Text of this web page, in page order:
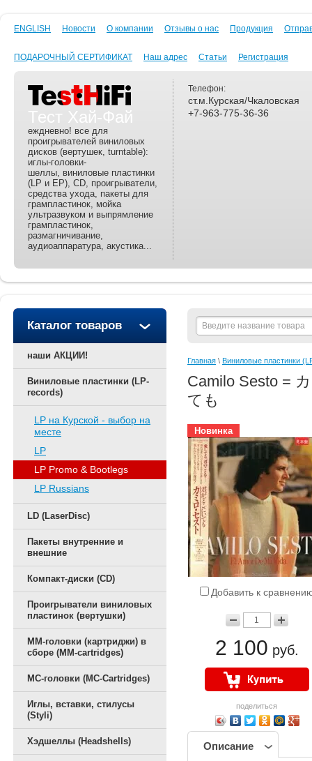
ENGLISH Новости О компании Отзывы о нас Продукция
ПОДАРОЧНЫЙ СЕРТИФИКАТ Наш адрес Статьи Регистрация
Тест Хай-Фай
еждневно! все для
проигрывателей виниловых
дисков (вертушек, turntable):
иглы-головки-
шеллы, виниловые пластинки
(LP и EP), CD, проигрыватели,
средства ухода, пакеты для
грампластинок, мойка
ультразвуком и выпрямление
грампластинок,
размагничивание,
аудиоаппаратура, акустика...
Телефон:
ст.м.Курская/Чкаловская
+7-963-775-36-36
Каталог товаров
наши АКЦИИ!
Виниловые пластинки (LP-
records)
LP на Курской - выбор на
месте
LP
LP Promo & Bootlegs
LP Russians
LD (LaserDisc)
Пакеты внутренние и
внешние
Компакт-диски (CD)
Проигрыватели виниловых
пластинок (вертушки)
ММ-головки (картриджи) в
сборе (MM-cartridges)
MC-головки (MC-Cartridges)
Иглы, вставки, стилусы
(Styli)
Хэдшеллы (Headshells)
Главная \ Виниловые пластинки
Camilo Sesto =
ても
Новинка
Добавить к
2 100 руб.
поделиться
Описание